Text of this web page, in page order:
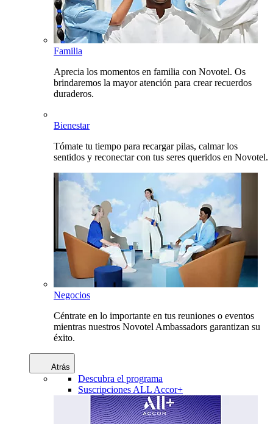
Familia
Aprecia los momentos en familia con Novotel. Os
brindaremos la mayor atención para crear recuerdos
duraderos.
Bienestar
Tómate tu tiempo para recargar pilas, calmar los
sentidos y reconectar con tus seres queridos en Novotel.
Negocios
Céntrate en lo importante en tus reuniones o eventos
mientras nuestros Novotel Ambassadors garantizan su
éxito.
Atrás
Descubra el programa
Suscripciones ALL Accor+